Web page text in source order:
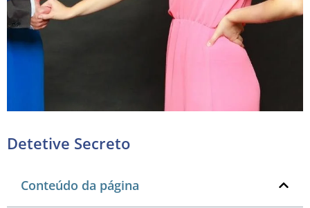
Detetive Secreto
Conteúdo da página